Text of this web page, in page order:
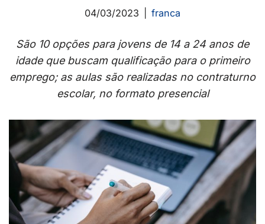
04/03/2023 franca
São 10 opções para jovens de 14 a 24 anos de
idade que buscam qualificação para o primeiro
emprego; as aulas são realizadas no contraturno
escolar, no formato presencial